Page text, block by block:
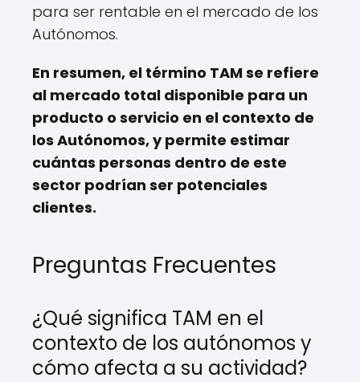
para ser rentable en el mercado de los
Autónomos.
En resumen, el término TAM se refiere
al mercado total disponible para un
producto o servicio en el contexto de
los Autónomos, y permite estimar
cuántas personas dentro de este
sector podrían ser potenciales
clientes.
Preguntas Frecuentes
¿Qué significa TAM en el
contexto de los autónomos y
cómo afecta a su actividad?